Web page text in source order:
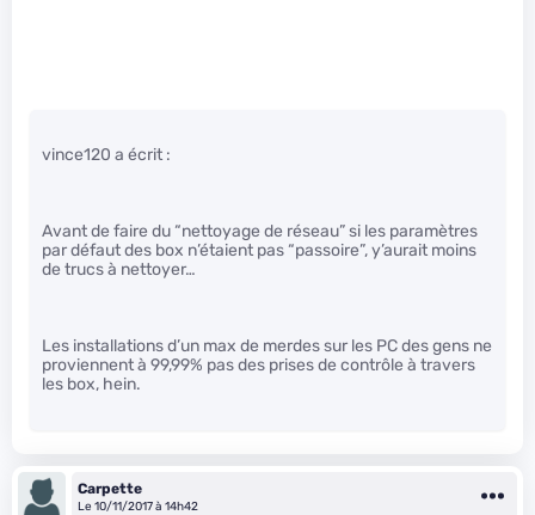
vince120 a écrit :
Avant de faire du “nettoyage de réseau” si les paramètres
par défaut des box n’étaient pas “passoire”, y’aurait moins
de trucs à nettoyer…
Les installations d’un max de merdes sur les PC des gens ne
proviennent à 99,99% pas des prises de contrôle à travers
les box, hein.
Carpette
Le 10/11/2017 à 14h42